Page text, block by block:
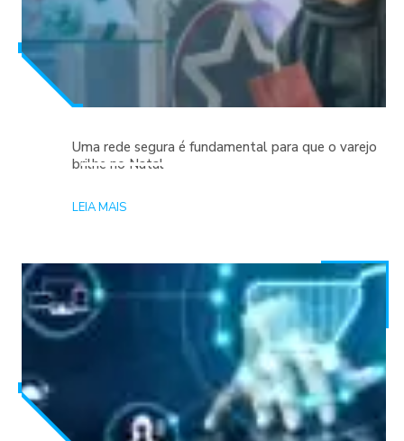
Uma rede segura é fundamental para que o varejo
brilhe no Natal
LEIA MAIS